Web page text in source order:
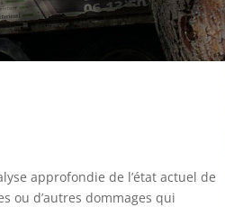
approfondie de l’état actuel de
ou d’autres dommages qui